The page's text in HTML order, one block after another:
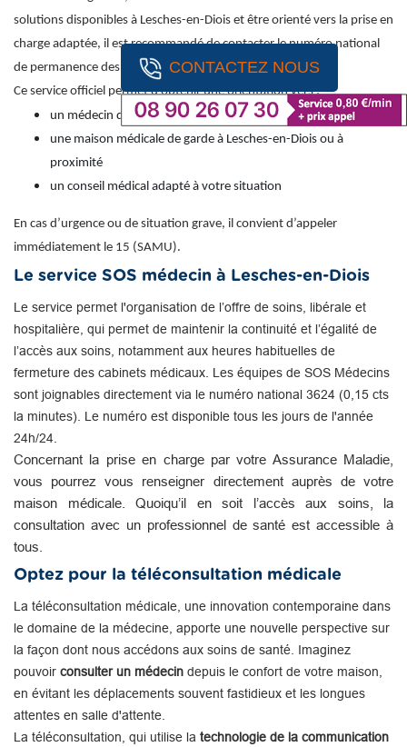
CONTACTEZ NOUS
solutions disponibles à Lesches-en-Diois et être orienté vers la prise en
charge adaptée, il est recommandé de contacter le numéro national
de permanence des soins : 116 117 (appel gratuit).
Ce service officiel permet d’obtenir une orientation vers :
un médecin de garde
une maison médicale de garde à Lesches-en-Diois ou à
proximité
un conseil médical adapté à votre situation
En cas d’urgence ou de situation grave, il convient d’appeler
immédiatement le 15 (SAMU).
Le service SOS médecin à Lesches-en-Diois
Le service permet l'organisation de l’offre de soins, libérale et
hospitalière, qui permet de maintenir la continuité et l’égalité de
l’accès aux soins, notamment aux heures habituelles de
fermeture des cabinets médicaux. Les équipes de SOS Médecins
sont joignables directement via le numéro national 3624 (0,15 cts
la minutes). Le numéro est disponible tous les jours de l'année
24h/24.
Concernant la prise en charge par votre Assurance Maladie,
vous pourrez vous renseigner directement auprès de votre
maison médicale. Quoiqu’il en soit l’accès aux soins, la
consultation avec un professionnel de santé est accessible à
tous.
Optez pour la téléconsultation médicale
La téléconsultation médicale, une innovation contemporaine dans
le domaine de la médecine, apporte une nouvelle perspective sur
la façon dont nous accédons aux soins de santé. Imaginez
pouvoir consulter un médecin depuis le confort de votre maison,
en évitant les déplacements souvent fastidieux et les longues
attentes en salle d'attente.
La téléconsultation, qui utilise la technologie de la communication